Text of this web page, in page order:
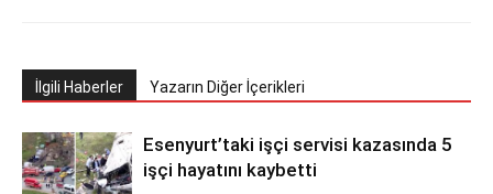
İlgili Haberler Yazarın Diğer İçerikleri
Esenyurt’taki işçi servisi kazasında 5
işçi hayatını kaybetti